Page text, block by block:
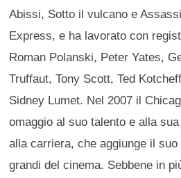
Abissi, Sotto il vulcano e
Express, e ha lavorato con
Roman Polanski, Peter Yates,
Truffaut, Tony Scott, Ted
Sidney Lumet. Nel 2007 il
omaggio al suo talento e alla
alla carriera, che aggiunge il
grandi del cinema. Sebbene in